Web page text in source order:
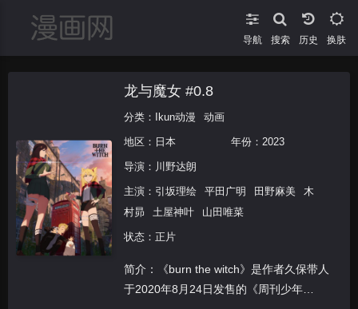
导航 搜索 换肤
龙与魔女 #0.8
分类： Ikun动漫 动画
地区： 日本 年份： 2023
导演： 川野达朗
主演： 引坂理绘 平田广明 田野麻美
木
村昴
土屋神叶 山田唯菜
状态：正片
简介：《burn the witch》是作者久保带人
于2020年8月24日发售的《周刊少年